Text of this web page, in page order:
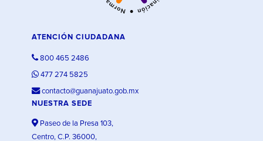
ATENCIÓN CIUDADANA
800 465 2486
477 274 5825
contacto@guanajuato.gob.mx
NUESTRA SEDE
Paseo de la Presa 103,
Centro, C.P. 36000,